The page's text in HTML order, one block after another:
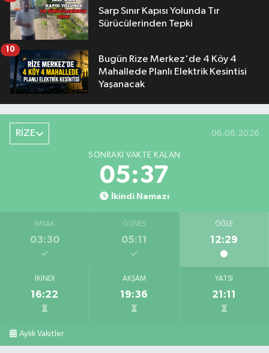
Sarp Sınır Kapısı Yolunda Tır
Sürücülerinden Tepki
Bugün Rize Merkez'de 4 Köy 4
Mahallede Planlı Elektrik Kesintisi
Yaşanacak
10
RİZE 06.08.2026
SONRAKI VAKTE KALAN
05:37
İkindi Namazı
İMSAK
03:30
GÜNEŞ
05:11
ÖĞLE
12:29
İKINDI
16:22
AKŞAM
19:36
YATSI
21:11
Aylık Vakitler